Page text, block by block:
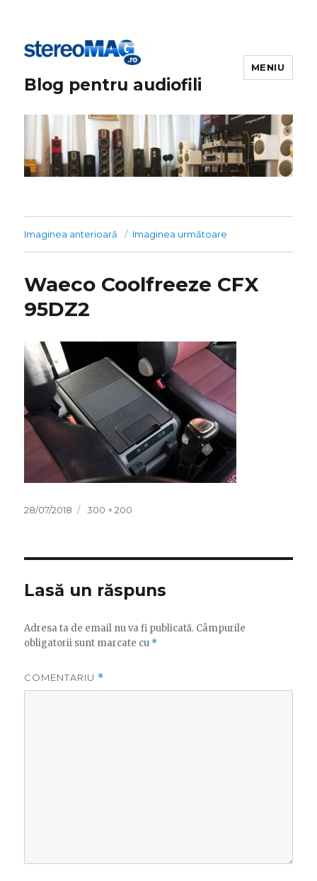
Blog pentru audiofili
MENIU
Imaginea anterioară Imaginea următoare
Waeco Coolfreeze CFX
95DZ2
Publicat
28/07/2018
Dimensiune
300 × 200
Lasă un răspuns
Adresa ta de email nu va fi publicată. Câmpurile
obligatorii sunt marcate cu *
COMENTARIU *